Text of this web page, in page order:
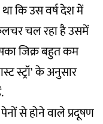
कि उस वर्ष देश में
चल रहा है उसमें
जिक्र बहुत कम
स्ट्रॉ'के अनुसार
से होने वाले प्रदूषण